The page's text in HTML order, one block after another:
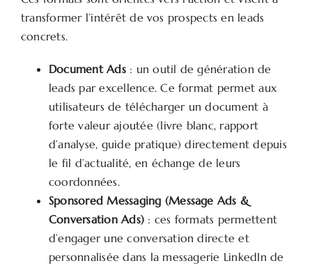
transformer l’intérêt de vos prospects en leads
concrets.
Document Ads: un outil de génération de
leads par excellence. Ce format permet aux
utilisateurs de télécharger un document à
forte valeur ajoutée (livre blanc, rapport
d’analyse, guide pratique) directement depuis
le fil d’actualité, en échange de leurs
coordonnées.
Sponsored Messaging (Message Ads &
Conversation Ads) : ces formats permettent
d’engager une conversation directe et
personnalisée dans la messagerie LinkedIn de